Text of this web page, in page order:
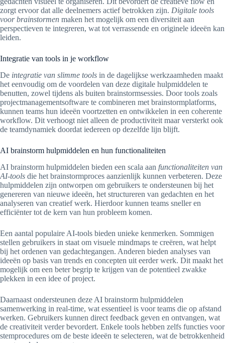
zorgt ervoor dat alle deelnemers actief betrokken zijn. Digitale tools
voor brainstormen maken het mogelijk om een diversiteit aan
perspectieven te integreren, wat tot verrassende en originele ideeën kan
leiden.
Integratie van tools in je workflow
De integratie van slimme tools in de dagelijkse werkzaamheden maakt
het eenvoudig om de voordelen van deze digitale hulpmiddelen te
benutten, zowel tijdens als buiten brainstormsessies. Door tools zoals
projectmanagementsoftware te combineren met brainstormplatforms,
kunnen teams hun ideeën voortzetten en ontwikkelen in een coherente
workflow. Dit verhoogt niet alleen de productiviteit maar versterkt ook
de teamdynamiek doordat iedereen op dezelfde lijn blijft.
AI brainstorm hulpmiddelen en hun functionaliteiten
AI brainstorm hulpmiddelen bieden een scala aan functionaliteiten van
AI-tools die het brainstormproces aanzienlijk kunnen verbeteren. Deze
hulpmiddelen zijn ontworpen om gebruikers te ondersteunen bij het
genereren van nieuwe ideeën, het structureren van gedachten en het
analyseren van creatief werk. Hierdoor kunnen teams sneller en
efficiënter tot de kern van hun probleem komen.
Een aantal populaire AI-tools bieden unieke kenmerken. Sommigen
stellen gebruikers in staat om visuele mindmaps te creëren, wat helpt
bij het ordenen van gedachtegangen. Anderen bieden analyses van
ideeën op basis van trends en concepten uit eerder werk. Dit maakt het
mogelijk om een beter begrip te krijgen van de potentieel zwakke
plekken in een idee of project.
Daarnaast ondersteunen deze AI brainstorm hulpmiddelen
samenwerking in real-time, wat essentieel is voor teams die op afstand
werken. Gebruikers kunnen direct feedback geven en ontvangen, wat
de creativiteit verder bevordert. Enkele tools hebben zelfs functies voor
stemprocedures om de beste ideeën te selecteren, wat de betrokkenheid